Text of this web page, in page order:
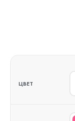
ЦВЕТ